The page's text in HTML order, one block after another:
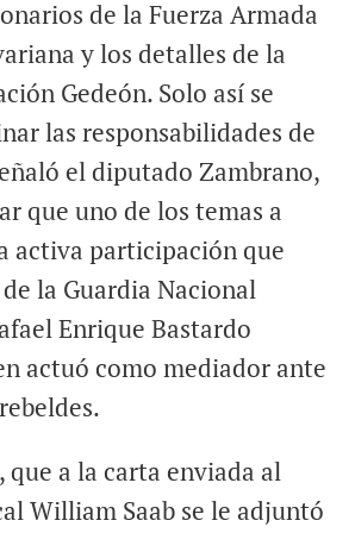
de la Fuerza Armada
y los detalles de la
Gedeón. Solo así se
las responsabilidades de
el diputado Zambrano,
que uno de los temas a
activa participación que
la Guardia Nacional
Enrique Bastardo
actuó como mediador ante
que a la carta enviada al
William Saab se le adjuntó